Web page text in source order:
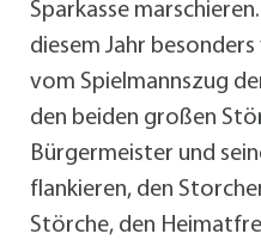
Sparkasse
diesem Jahr
vom Spielmannszug
den beiden großen
Bürgermeister und
flankieren, den
Störche, den